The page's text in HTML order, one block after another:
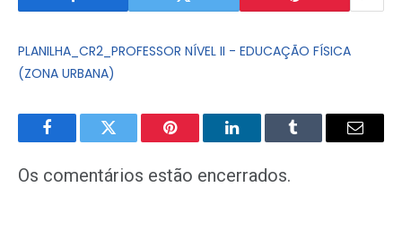
PLANILHA_CR2_PROFESSOR NÍVEL II - EDUCAÇÃO FÍSICA
(ZONA URBANA)
FacebookTwitter Pinterest LinkedInTumblr
E-
Os comentários estão encerrados.